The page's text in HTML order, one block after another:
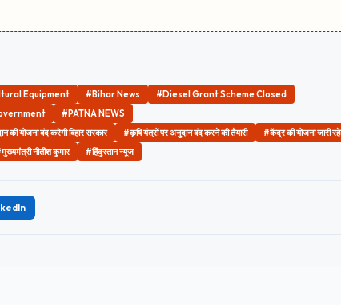
Equipment #Bihar News
#Diesel Grant Scheme Closed
#PATNA NEWS
की योजना बंद करेगी बिहार सरकार #कृषि यंत्रों पर अनुदान बंद करने की तैयारी
#केंद्र की योजना जारी
नीतीश कुमार #हिंदुस्तान न्यूज